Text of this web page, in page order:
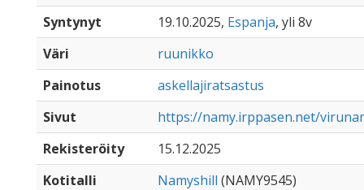
Syntynyt
19.10.2025, Espanja, yli 8v
Väri
ruunikko
Painotus
askellajiratsastus
Sivut
https://namy.irppasen.net/
Rekisteröity
15.12.2025
Kotitalli
Namyshill (NAMY9545)